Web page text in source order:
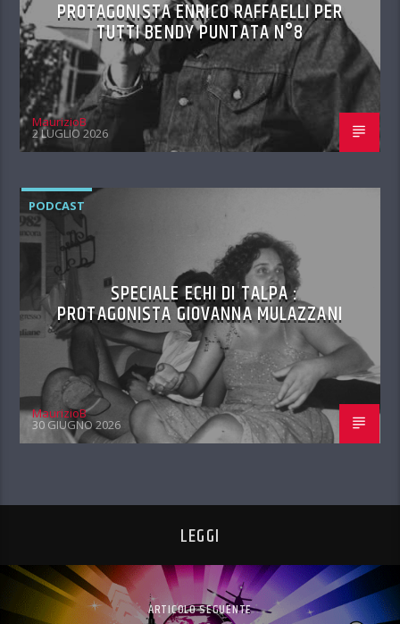
PROTAGONISTA ENRICO RAFFAELLI PER
TUTTI BENDY PUNTATA N°8
MaurizioB
2 LUGLIO 2026
PODCAST
SPECIALE ECHI DI TALPA :
PROTAGONISTA GIOVANNA MULAZZANI
MaurizioB
30 GIUGNO 2026
LEGGI
ARTICOLO SEGUENTE